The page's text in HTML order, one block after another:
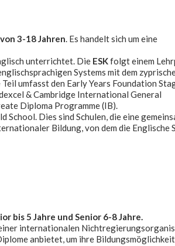
3-18 Jahren. Es handelt sich um eine
unterrichtet. Die ESKfolgt einem
Systems mit dem
umfasst den Early Years Foundation
& Cambridge International General
Diploma Programme (IB).
Dies sind Schulen, die eine
Bildung, von dem die Englische
bis 5 Jahre und Senior 6-8 Jahre.
internationalen
anbietet, um ihre